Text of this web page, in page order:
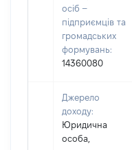
осіб –
підприємців та
громадських
формувань:
14360080
Джерело
доходу:
Юридична
особа,